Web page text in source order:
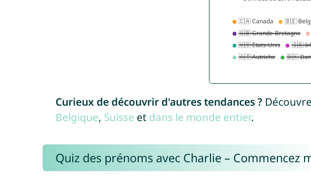
Curieux de découvrir d'autres tendances ?
Belgique, Suisse et dans le monde entier.
Quiz des prénoms avec Charlie – Commencez